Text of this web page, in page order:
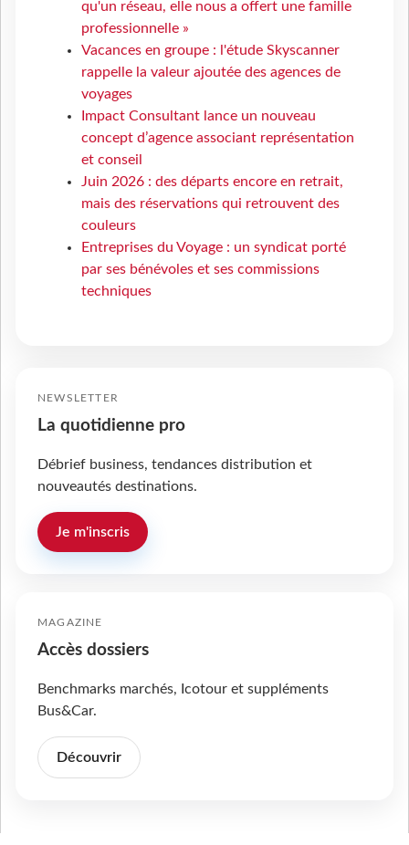
qu'un réseau, elle nous a offert une famille
professionnelle »
Vacances en groupe : l'étude Skyscanner
rappelle la valeur ajoutée des agences de
voyages
Impact Consultant lance un nouveau
concept d’agence associant représentation
et conseil
Juin 2026 : des départs encore en retrait,
mais des réservations qui retrouvent des
couleurs
Entreprises du Voyage : un syndicat porté
par ses bénévoles et ses commissions
techniques
NEWSLETTER
La quotidienne pro
Débrief business, tendances distribution et
nouveautés destinations.
Je m'inscris
MAGAZINE
Accès dossiers
Benchmarks marchés, Icotour et suppléments
Bus&Car.
Découvrir